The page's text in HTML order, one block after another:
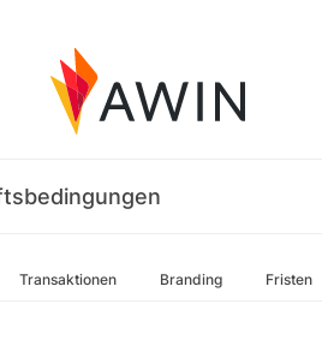
Transaktionen Branding Fristen